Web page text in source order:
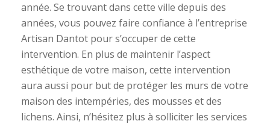
année. Se trouvant dans cette ville depuis des
années, vous pouvez faire confiance à l’entreprise
Artisan Dantot pour s’occuper de cette
intervention. En plus de maintenir l’aspect
esthétique de votre maison, cette intervention
aura aussi pour but de protéger les murs de votre
maison des intempéries, des mousses et des
lichens. Ainsi, n’hésitez plus à solliciter les services